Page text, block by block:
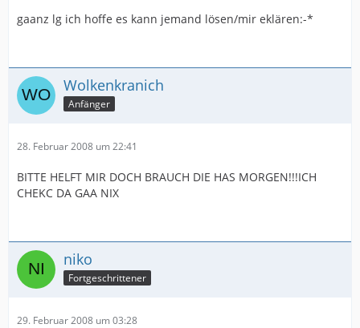
gaanz lg ich hoffe es kann jemand lösen/mir eklären:-*
Wolkenkranich
Anfänger
28. Februar 2008 um 22:41
BITTE HELFT MIR DOCH BRAUCH DIE HAS MORGEN!!!ICH
CHEKC DA GAA NIX
niko
Fortgeschrittener
29. Februar 2008 um 03:28